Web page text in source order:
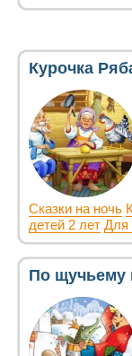
Курочка
Сказки на ночь
детей 2 лет Для
По щучьему